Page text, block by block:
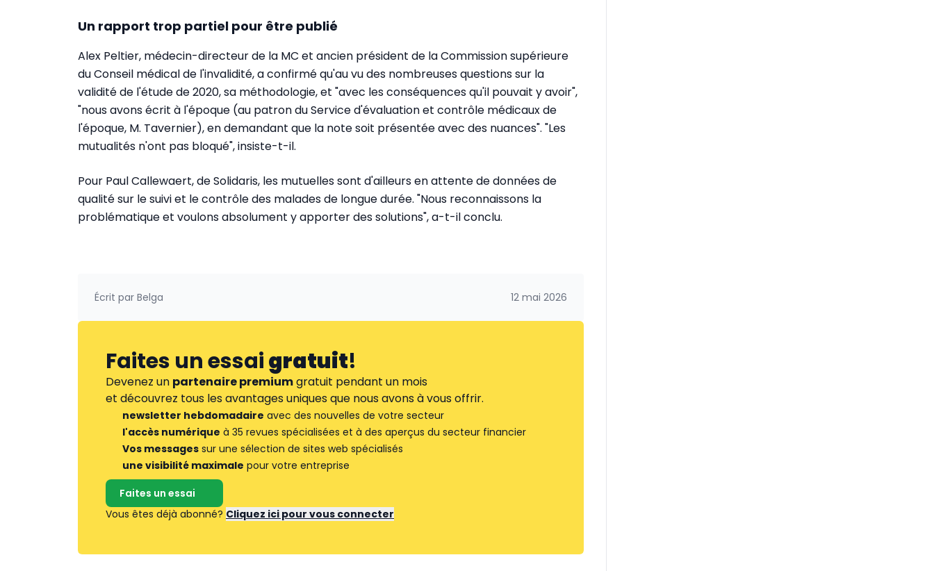
Un rapport trop partiel pour être publié
Alex Peltier, médecin-directeur de la MC et ancien président de la Commission supérieure
du Conseil médical de l'invalidité, a confirmé qu'au vu des nombreuses questions sur la
validité de l'étude de 2020, sa méthodologie, et "avec les conséquences qu'il pouvait y avoir",
"nous avons écrit à l'époque (au patron du Service d'évaluation et contrôle médicaux de
l'époque, M. Tavernier), en demandant que la note soit présentée avec des nuances". "Les
mutualités n'ont pas bloqué", insiste-t-il.
Pour Paul Callewaert, de Solidaris, les mutuelles sont d'ailleurs en attente de données de
qualité sur le suivi et le contrôle des malades de longue durée. "Nous reconnaissons la
problématique et voulons absolument y apporter des solutions", a-t-il conclu.
Écrit par Belga 12 mai 2026
Faites un essaigratuit!
Devenez un partenaire premiumgratuit pendant un mois
et découvrez tous les avantages uniques que nous avons à vous offrir.
newsletter hebdomadaire avec des nouvelles de votre secteur
l'accès numérique à 35 revues spécialisées et à des aperçus du secteur financier
Vos messages sur une sélection de sites web spécialisés
une visibilité maximale pour votre entreprise
Faites un essai
Vous êtes déjà abonné? Cliquez ici pour vous connecter